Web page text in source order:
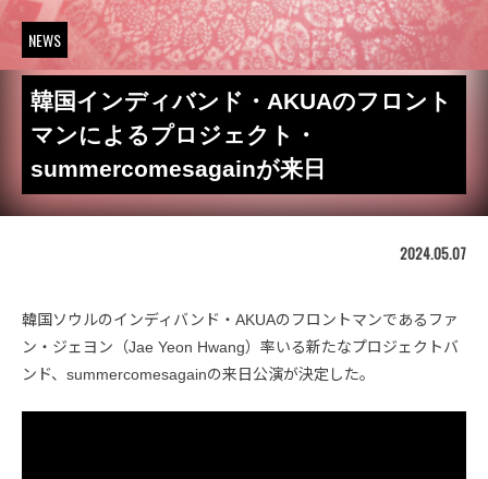
NEWS
韓国インディバンド・AKUAのフロント
マンによるプロジェクト・
summercomesagainが来日
2024.05.07
韓国ソウルのインディバンド・AKUAのフロントマンであるファ
ン・ジェヨン（Jae Yeon Hwang）率いる新たなプロジェクトバ
ンド、summercomesagainの来日公演が決定した。